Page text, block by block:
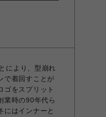
により、型崩れ
で着回すことが
ゴをスプリット
業時の90年代ら
にはインナーと